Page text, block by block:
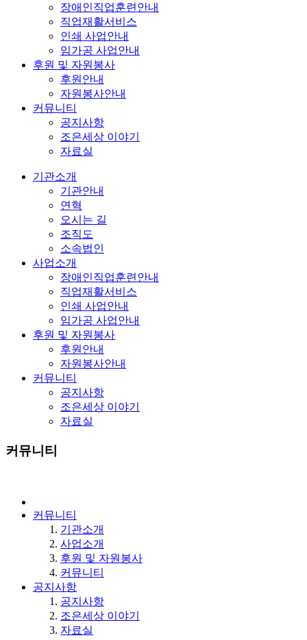
장애인직업훈련안내
직업재활서비스
인쇄 사업안내
임가공 사업안내
후원 및 자원봉사
후원안내
자원봉사안내
커뮤니티
공지사항
조은세상 이야기
자료실
기관소개
기관안내
연혁
오시는 길
조직도
소속법인
사업소개
장애인직업훈련안내
직업재활서비스
인쇄 사업안내
임가공 사업안내
후원 및 자원봉사
후원안내
자원봉사안내
커뮤니티
공지사항
조은세상 이야기
자료실
커뮤니티
커뮤니티
기관소개
사업소개
후원 및 자원봉사
커뮤니티
공지사항
공지사항
조은세상 이야기
자료실